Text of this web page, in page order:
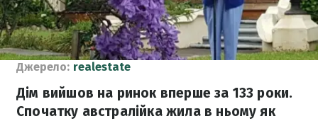
Джерело: realestate
Дім вийшов на ринок вперше за 133 роки.
Спочатку австралійка жила в ньому як